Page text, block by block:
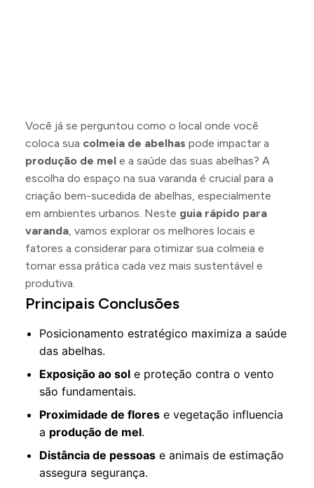
Você já se perguntou como o local onde você
coloca sua colmeia de abelhas pode impactar a
produção de mel e a saúde das suas abelhas? A
escolha do espaço na sua varanda é crucial para a
criação bem-sucedida de abelhas, especialmente
em ambientes urbanos. Neste guia rápido para
varanda, vamos explorar os melhores locais e
fatores a considerar para otimizar sua colmeia e
tornar essa prática cada vez mais sustentável e
produtiva.
Principais Conclusões
Posicionamento estratégico maximiza a saúde
das abelhas.
Exposição ao sol e proteção contra o vento
são fundamentais.
Proximidade de flores e vegetação influencia
a produção de mel.
Distância de pessoas e animais de estimação
assegura segurança.